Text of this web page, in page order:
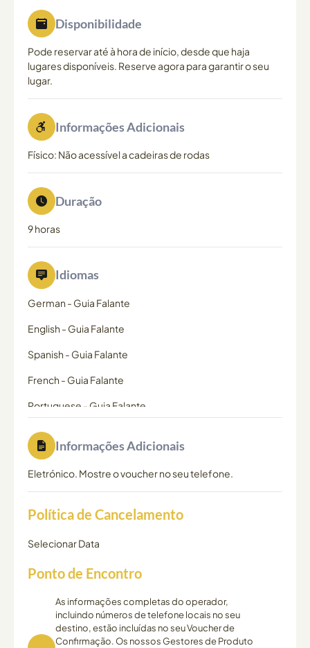
Disponibilidade
Pode reservar até à hora de início, desde que haja
lugares disponíveis. Reserve agora para garantir o seu
lugar.
Informações Adicionais
Físico: Não acessível a cadeiras de rodas
Duração
9 horas
Idiomas
German - Guia Falante
English - Guia Falante
Spanish - Guia Falante
French - Guia Falante
Portuguese - Guia Falante
Informações Adicionais
Eletrónico. Mostre o voucher no seu telefone.
Política de Cancelamento
Selecionar Data
Ponto de Encontro
As informações completas do operador,
incluindo números de telefone locais no seu
destino, estão incluídas no seu Voucher de
Confirmação. Os nossos Gestores de Produto